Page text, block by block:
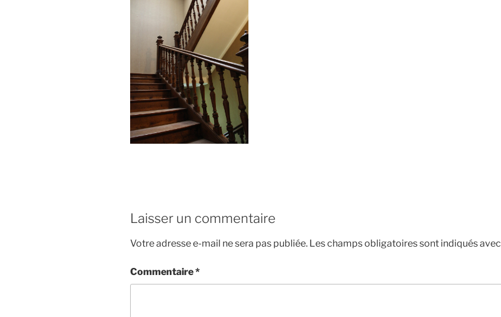
Laisser un commentaire
Votre adresse e-mail ne sera pas publiée. Les champs obligatoires sont indiqués avec
Commentaire*